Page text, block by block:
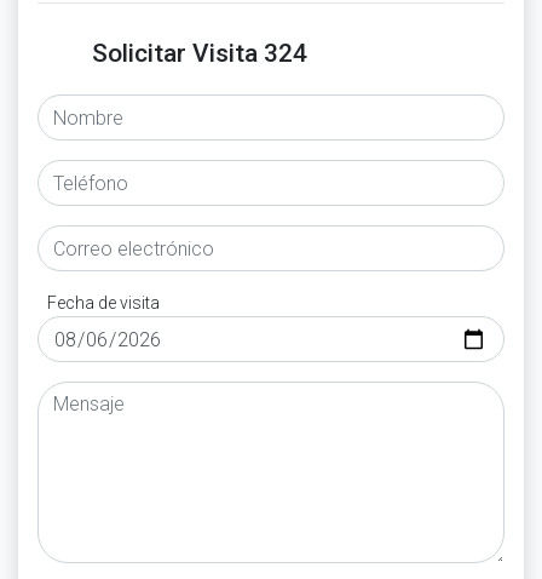
Solicitar Visita 324
Fecha de visita